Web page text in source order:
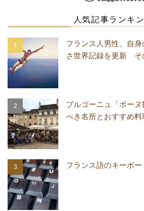
人気記事ランキ
フランス人男性、自
さ世界記録を更新 そ
ブルゴーニュ「ボーヌ
べき名所とおすすめ料
フランス語のキーボー